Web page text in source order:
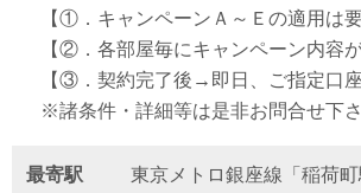
【①．キャンペーンＡ～Ｅの適用は
【②．各部屋毎にキャンペーン内容
【③．契約完了後→即日、ご指定口座
※諸条件・詳細等は是非お問合せ下さ
最寄駅
東京メトロ銀座線「稲荷